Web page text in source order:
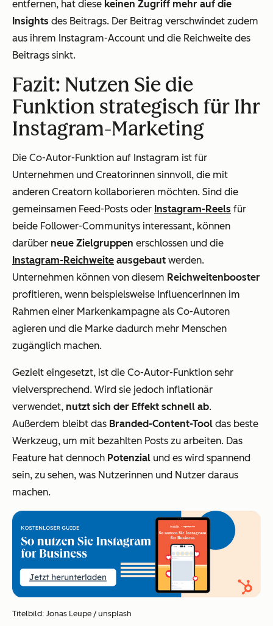
entfernen, hat diese keinen Zugriff mehr auf die
Insights des Beitrags. Der Beitrag verschwindet zudem
aus ihrem Instagram-Account und die Reichweite des
Beitrags sinkt.
Fazit: Nutzen Sie die
Funktion strategisch für Ihr
Instagram-Marketing
Die Co-Autor-Funktion auf Instagram ist für
Unternehmen und Creatorinnen sinnvoll, die mit
anderen Creatorn kollaborieren möchten. Sind die
gemeinsamen Feed-Posts oder Instagram-Reels für
beide Follower-Communitys interessant, können
darüber neue Zielgruppen erschlossen und die
Instagram-Reichweite ausgebaut werden.
Unternehmen können von diesem Reichweitenbooster
profitieren, wenn beispielsweise Influencerinnen im
Rahmen einer Markenkampagne als Co-Autoren
agieren und die Marke dadurch mehr Menschen
zugänglich machen.
Gezielt eingesetzt, ist die Co-Autor-Funktion sehr
vielversprechend. Wird sie jedoch inflationär
verwendet, nutzt sich der Effekt schnell ab.
Außerdem bleibt das Branded-Content-Tool das beste
Werkzeug, um mit bezahlten Posts zu arbeiten. Das
Feature hat dennoch Potenzial und es wird spannend
sein, zu sehen, was Nutzerinnen und Nutzer daraus
machen.
Titelbild: Jonas Leupe / unsplash